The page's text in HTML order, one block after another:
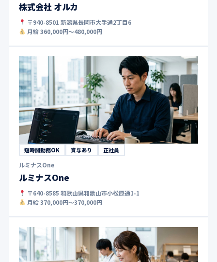
株式会社 オルカ
〒940-8501 新潟県長岡市大手通2丁目6
月給 360,000円〜480,000円
短時間勤務OK 賞与あり 正社員
ルミナスOne
ルミナスOne
〒640-8585 和歌山県和歌山市小松原通1-1
月給 370,000円〜370,000円